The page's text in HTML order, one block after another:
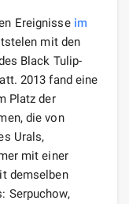
Ereignisse im
mit den
Black Tulip-
2013 fand eine
Platz der
die von
Urals,
mit einer
demselben
Serpuchow,